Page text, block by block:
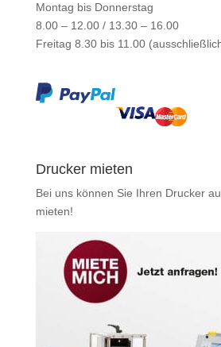
Montag bis Donnerstag
8.00 – 12.00 / 13.30 – 16.00
Freitag 8.30 bis 11.00
Drucker mieten
Bei uns können Sie Ihren Drucker
mieten!